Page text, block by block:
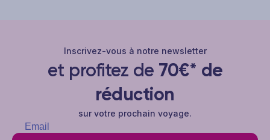
Inscrivez-vous à notre newsletter
et profitez de 70€* de
réduction
sur votre prochain voyage.